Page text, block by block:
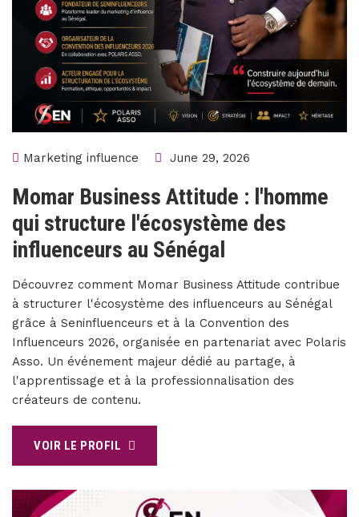
Marketing influence June 29, 2026
Momar Business Attitude : l'homme
qui structure l'écosystème des
influenceurs au Sénégal
Découvrez comment Momar Business Attitude contribue
à structurer l'écosystème des influenceurs au Sénégal
grâce à Seninfluenceurs et à la Convention des
Influenceurs 2026, organisée en partenariat avec Polaris
Asso. Un événement majeur dédié au partage, à
l'apprentissage et à la professionnalisation des
créateurs de contenu.
VOIR LE PROFIL